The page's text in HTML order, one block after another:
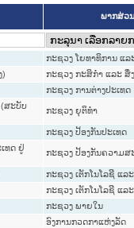
ພາກສ່ວ
ກະຊວງ ໂຍທາທິການ ແລ
)
ກະຊວງ ກະສິກຳ ແລະ ສິ່
ກະຊວງ ການຕ່າງປະເທດ
ສະບັບ
ກະຊວງ ຍຸຕິທໍາ
ກະຊວງ ປ້ອງກັນປະເທດ
ທດ ຢູ່
ກະຊວງ ປ້ອງກັນຄວາມສ
ກະຊວງ ເຕັກໂນໂລຊີ ແລ
ກະຊວງ ເຕັກໂນໂລຊີ ແລ
ກະຊວງ ພາຍໃນ
ອົງການກວດກາແຫ່ງລັດ